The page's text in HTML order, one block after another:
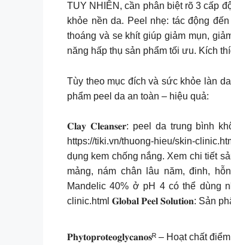
TUY NHIÊN, cần phân biệt rõ 3 cấp
khỏe nền da. Peel nhẹ: tác động
thoáng và se khít giúp giảm mụn,
năng hấp thụ sản phẩm tối ưu. Kích
Tùy theo mục đích và sức khỏe làn
phẩm peel da an toàn – hiệu quả:
𝐂𝐥𝐚𝐲 𝐂𝐥𝐞𝐚𝐧𝐬𝐞𝐫: peel da trung bình
https://tiki.vn/thuong-hieu/skin-
dụng kem chống nắng. Xem chi tiết
mảng, nám chân lâu năm, đinh, hỗn
Mandelic 40% ở pH 4 có thể dùng
clinic.html 𝐆𝐥𝐨𝐛𝐚𝐥 𝐏𝐞𝐞𝐥 𝐒𝐨𝐥𝐮𝐭𝐢𝐨𝐧:
𝐏𝐡𝐲𝐭𝐨𝐩𝐫𝐨𝐭𝐞𝐨𝐠𝐥𝐲𝐜𝐚𝐧𝐨𝐬ᴿ – Hoạt chất